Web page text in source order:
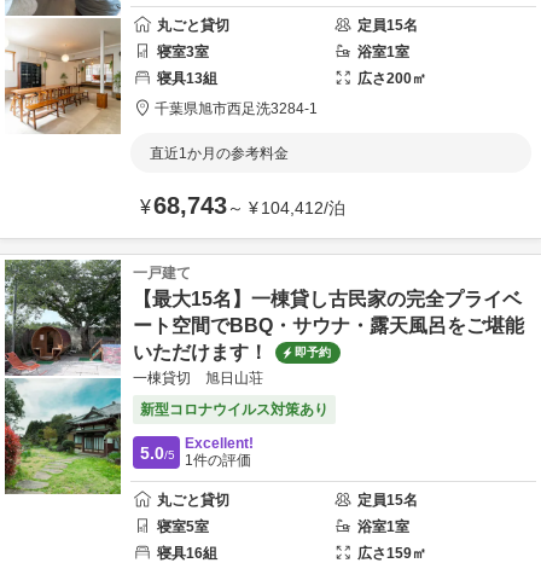
丸ごと貸切
定員15名
寝室3室 浴室1室
寝具13組 広さ200㎡
千葉県旭市西足洗3284-1
直近1か月の参考料金
¥68,743～ ¥104,412/泊
一戸建て
【最大15名】一棟貸し古民家の完全プライベ
ート空間でBBQ・サウナ・露天風呂をご堪能
いただけます！
即予約
一棟貸切 旭日山荘
新型コロナウイルス対策あり
5.0/5
Excellent!
1件の評価
丸ごと貸切 定員15名
寝室5室 浴室1室
寝具16組 広さ159㎡